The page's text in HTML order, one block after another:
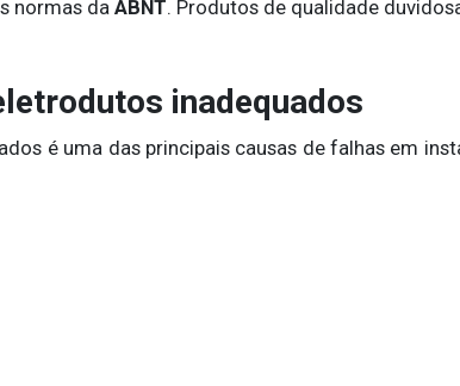
normas daABNT. Produtos de qualidade
inadequados
é uma das principais causas de falhas em